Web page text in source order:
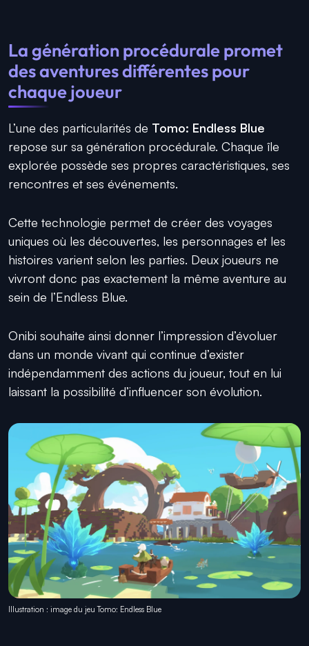
La génération procédurale promet
des aventures différentes pour
chaque joueur
L’une des particularités de Tomo: Endless Blue
repose sur sa génération procédurale. Chaque île
explorée possède ses propres caractéristiques, ses
rencontres et ses événements.
Cette technologie permet de créer des voyages
uniques où les découvertes, les personnages et les
histoires varient selon les parties. Deux joueurs ne
vivront donc pas exactement la même aventure au
sein de l’Endless Blue.
Onibi souhaite ainsi donner l’impression d’évoluer
dans un monde vivant qui continue d’exister
indépendamment des actions du joueur, tout en lui
laissant la possibilité d’influencer son évolution.
Illustration : image du jeu Tomo: Endless Blue